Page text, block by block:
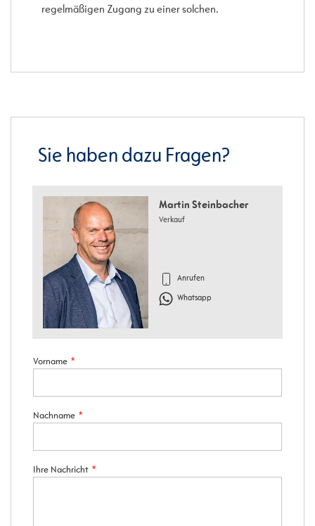
regelmäßigen Zugang zu einer solchen.
Sie haben dazu Fragen?
Martin Steinbacher
Verkauf
Anrufen
Whatsapp